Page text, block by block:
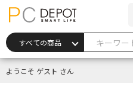
ようこそ ゲスト さん